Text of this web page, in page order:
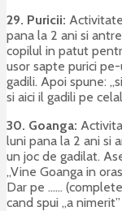
29. Puricii:
pana la 2 ani si
copilul in patut
usor sapte purici
gadili. Apoi spune:
si aici il gadili pe
30. Goanga:
luni pana la 2 ani si
un joc de gadilat.
„Vine Goanga in
Dar pe ……
cand spui „a